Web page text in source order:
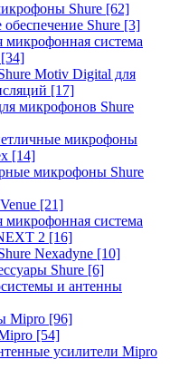
Shure [62]
Shure [3]
микрофонная система
[34]
Motiv Digital для
[17]
микрофонов Shure
микрофоны
[14]
микрофоны Shure
[21]
микрофонная система
2 [16]
Nexadyne [10]
Shure [6]
и антенны
Mipro [96]
[54]
усилители Mipro